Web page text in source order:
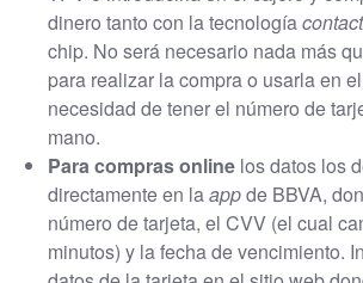
dinero tanto con la tecnología
chip. No será necesario nada más
para realizar la compra o usarla en
necesidad de tener el número de
mano.
Para compras online los datos los
directamente en laappde BBVA,
número de tarjeta, el CVV (el cual
minutos) y la fecha de vencimiento.